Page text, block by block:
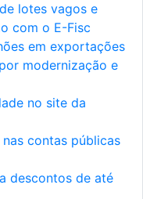
lotes vagos e
com o E-Fisc
em exportações
modernização e
no site da
contas públicas
descontos de até